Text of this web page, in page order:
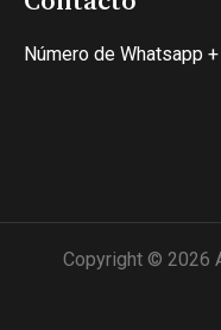
Número de Whatsapp
Copyright © 2026